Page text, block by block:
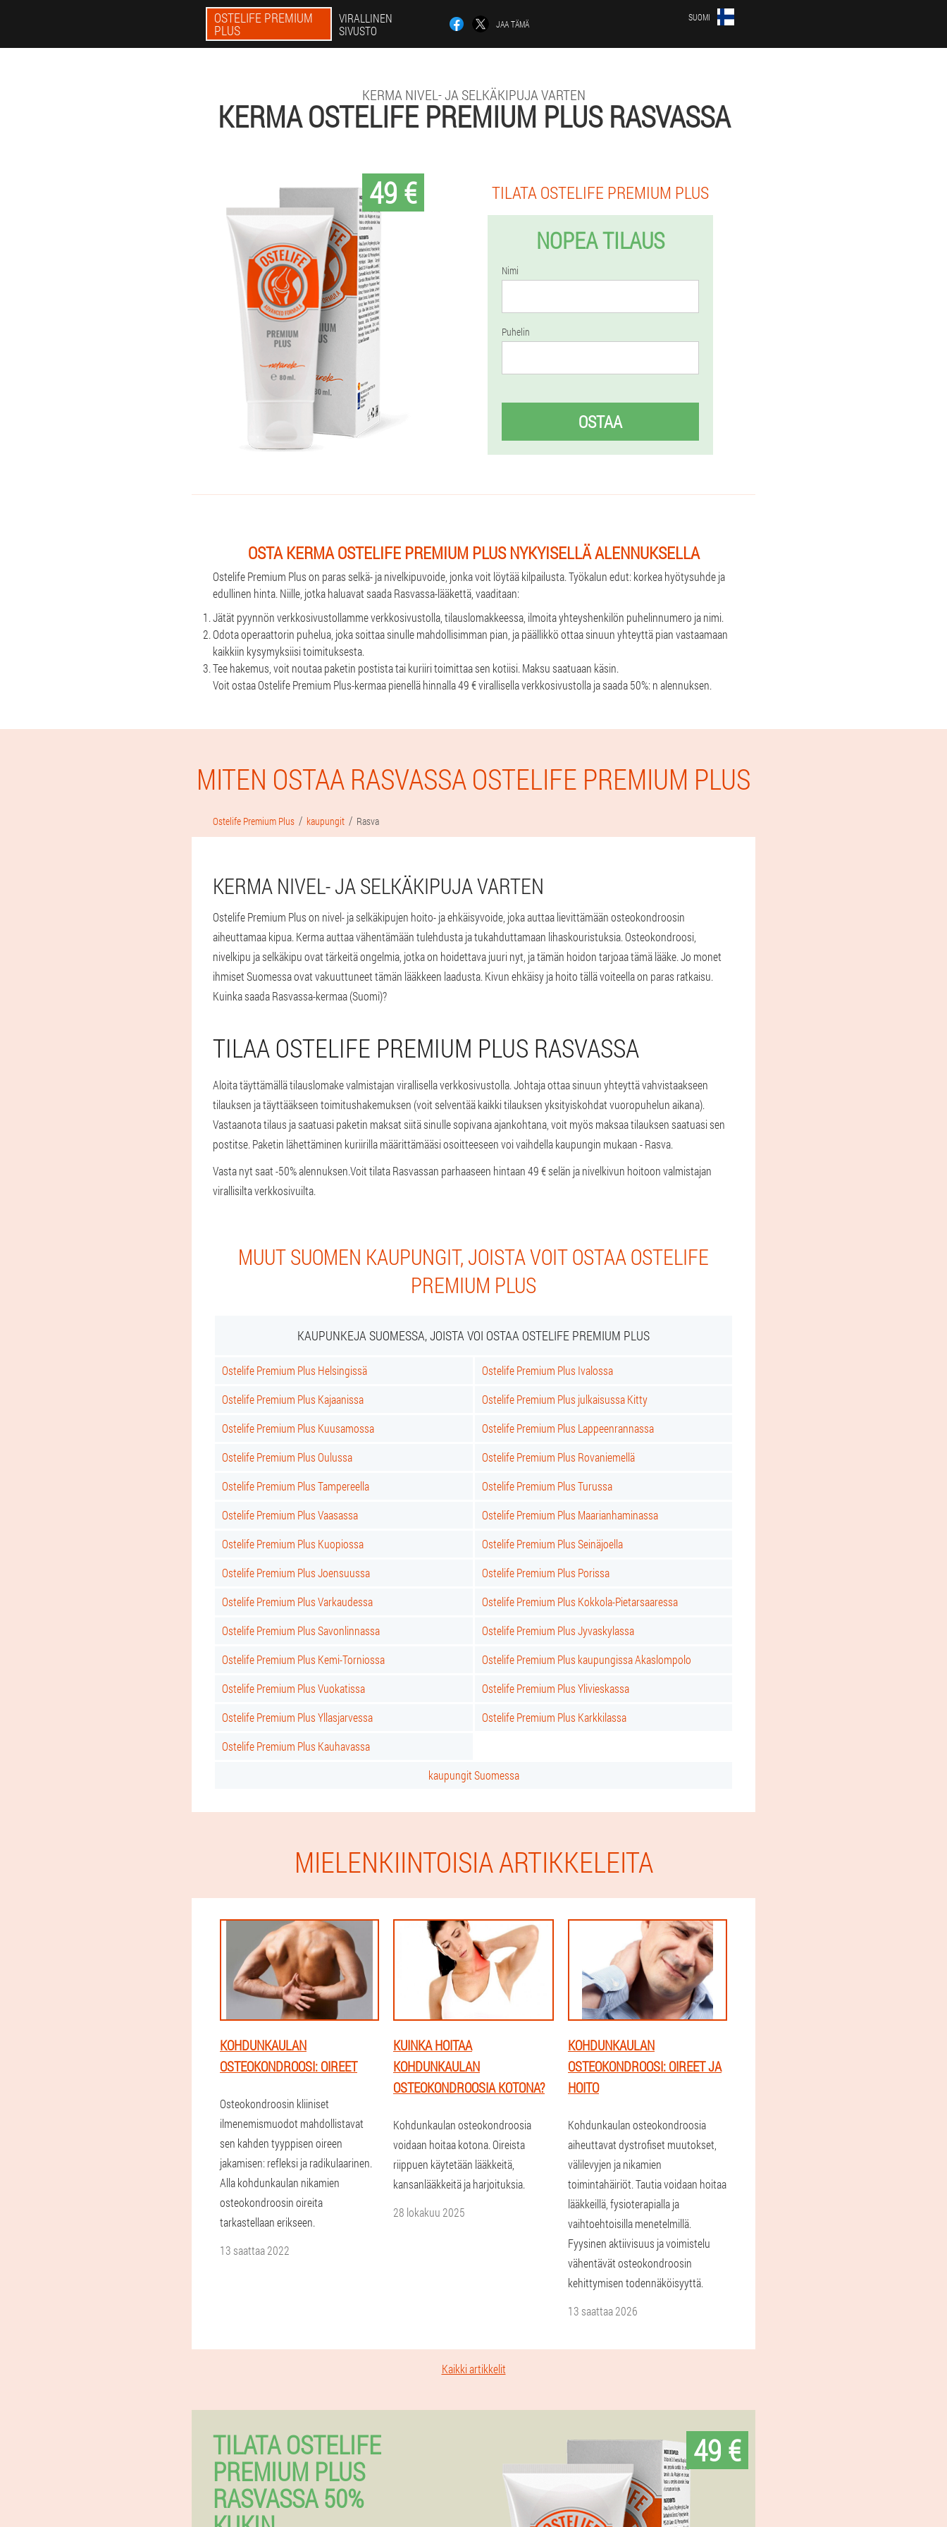
OSTELIFE PREMIUM
PLUS
VIRALLINEN
SIVUSTO
JAA TÄMÄ
SUOMI
KERMA NIVEL- JA SELKÄKIPUJA VARTEN
KERMA OSTELIFE PREMIUM PLUS RASVASSA
49 €
TILATA OSTELIFE PREMIUM PLUS
NOPEA TILAUS
Nimi
Puhelin
OSTAA
OSTA KERMA OSTELIFE PREMIUM PLUS NYKYISELLÄ ALENNUKSELLA
Ostelife Premium Plus on paras selkä- ja nivelkipuvoide, jonka voit löytää kilpailusta. Työkalun edut: korkea hyötysuhde ja
edullinen hinta. Niille, jotka haluavat saada Rasvassa-lääkettä, vaaditaan:
Jätät pyynnön verkkosivustollamme verkkosivustolla, tilauslomakkeessa, ilmoita yhteyshenkilön puhelinnumero ja nimi.
Odota operaattorin puhelua, joka soittaa sinulle mahdollisimman pian, ja päällikkö ottaa sinuun yhteyttä pian vastaamaan
kaikkiin kysymyksiisi toimituksesta.
Tee hakemus, voit noutaa paketin postista tai kuriiri toimittaa sen kotiisi. Maksu saatuaan käsin.
Voit ostaa Ostelife Premium Plus-kermaa pienellä hinnalla 49 € virallisella verkkosivustolla ja saada 50%: n alennuksen.
MITEN OSTAA RASVASSA OSTELIFE PREMIUM PLUS
Ostelife Premium Plus kaupungit Rasva
KERMA NIVEL- JA SELKÄKIPUJA VARTEN
Ostelife Premium Plus on nivel- ja selkäkipujen hoito- ja ehkäisyvoide, joka auttaa lievittämään osteokondroosin
aiheuttamaa kipua. Kerma auttaa vähentämään tulehdusta ja tukahduttamaan lihaskouristuksia. Osteokondroosi,
nivelkipu ja selkäkipu ovat tärkeitä ongelmia, jotka on hoidettava juuri nyt, ja tämän hoidon tarjoaa tämä lääke. Jo monet
ihmiset Suomessa ovat vakuuttuneet tämän lääkkeen laadusta. Kivun ehkäisy ja hoito tällä voiteella on paras ratkaisu.
Kuinka saada Rasvassa-kermaa (Suomi)?
TILAA OSTELIFE PREMIUM PLUS RASVASSA
Aloita täyttämällä tilauslomake valmistajan virallisella verkkosivustolla. Johtaja ottaa sinuun yhteyttä vahvistaakseen
tilauksen ja täyttääkseen toimitushakemuksen (voit selventää kaikki tilauksen yksityiskohdat vuoropuhelun aikana).
Vastaanota tilaus ja saatuasi paketin maksat siitä sinulle sopivana ajankohtana, voit myös maksaa tilauksen saatuasi sen
postitse. Paketin lähettäminen kuriirilla määrittämääsi osoitteeseen voi vaihdella kaupungin mukaan - Rasva.
Vasta nyt saat -50% alennuksen.Voit tilata Rasvassan parhaaseen hintaan 49 € selän ja nivelkivun hoitoon valmistajan
virallisilta verkkosivuilta.
MUUT SUOMEN KAUPUNGIT, JOISTA VOIT OSTAA OSTELIFE
PREMIUM PLUS
KAUPUNKEJA SUOMESSA, JOISTA VOI OSTAA OSTELIFE PREMIUM PLUS
Ostelife Premium Plus Helsingissä
Ostelife Premium Plus Ivalossa
Ostelife Premium Plus Kajaanissa
Ostelife Premium Plus julkaisussa Kitty
Ostelife Premium Plus Kuusamossa
Ostelife Premium Plus Lappeenrannassa
Ostelife Premium Plus Oulussa
Ostelife Premium Plus Rovaniemellä
Ostelife Premium Plus Tampereella
Ostelife Premium Plus Turussa
Ostelife Premium Plus Vaasassa
Ostelife Premium Plus Maarianhaminassa
Ostelife Premium Plus Kuopiossa
Ostelife Premium Plus Seinäjoella
Ostelife Premium Plus Joensuussa
Ostelife Premium Plus Porissa
Ostelife Premium Plus Varkaudessa
Ostelife Premium Plus Kokkola-Pietarsaaressa
Ostelife Premium Plus Savonlinnassa
Ostelife Premium Plus Jyvaskylassa
Ostelife Premium Plus Kemi-Torniossa
Ostelife Premium Plus kaupungissa Akaslompolo
Ostelife Premium Plus Vuokatissa
Ostelife Premium Plus Ylivieskassa
Ostelife Premium Plus Yllasjarvessa
Ostelife Premium Plus Karkkilassa
Ostelife Premium Plus Kauhavassa
kaupungit Suomessa
MIELENKIINTOISIA ARTIKKELEITA
KOHDUNKAULAN
OSTEOKONDROOSI: OIREET
Osteokondroosin kliiniset
ilmenemismuodot mahdollistavat
sen kahden tyyppisen oireen
jakamisen: refleksi ja radikulaarinen.
Alla kohdunkaulan nikamien
osteokondroosin oireita
tarkastellaan erikseen.
13 saattaa 2022
KUINKA HOITAA
KOHDUNKAULAN
OSTEOKONDROOSIA KOTONA?
Kohdunkaulan osteokondroosia
voidaan hoitaa kotona. Oireista
riippuen käytetään lääkkeitä,
kansanlääkkeitä ja harjoituksia.
28 lokakuu 2025
KOHDUNKAULAN
OSTEOKONDROOSI: OIREET JA
HOITO
Kohdunkaulan osteokondroosia
aiheuttavat dystrofiset muutokset,
välilevyjen ja nikamien
toimintahäiriöt. Tautia voidaan hoitaa
lääkkeillä, fysioterapialla ja
vaihtoehtoisilla menetelmillä.
Fyysinen aktiivisuus ja voimistelu
vähentävät osteokondroosin
kehittymisen todennäköisyyttä.
13 saattaa 2026
Kaikki artikkelit
TILATA OSTELIFE
PREMIUM PLUS
RASVASSA 50%
49 €